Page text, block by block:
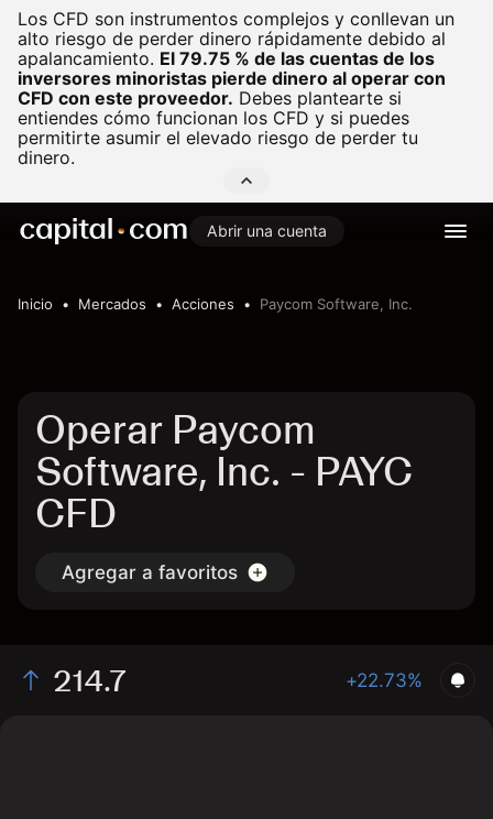
Los CFD son instrumentos complejos y conllevan un
alto riesgo de perder dinero rápidamente debido al
apalancamiento. El 79.75 % de las cuentas de los
inversores minoristas pierde dinero al operar con
CFD con este proveedor. Debes plantearte si
entiendes cómo funcionan los CFD y si puedes
permitirte asumir el elevado riesgo de perder tu
dinero.
Abrir una cuenta
Inicio Mercados Acciones Paycom Software, Inc.
Operar Paycom
Software, Inc. - PAYC
CFD
Agregar a favoritos
214.7 +22.73%